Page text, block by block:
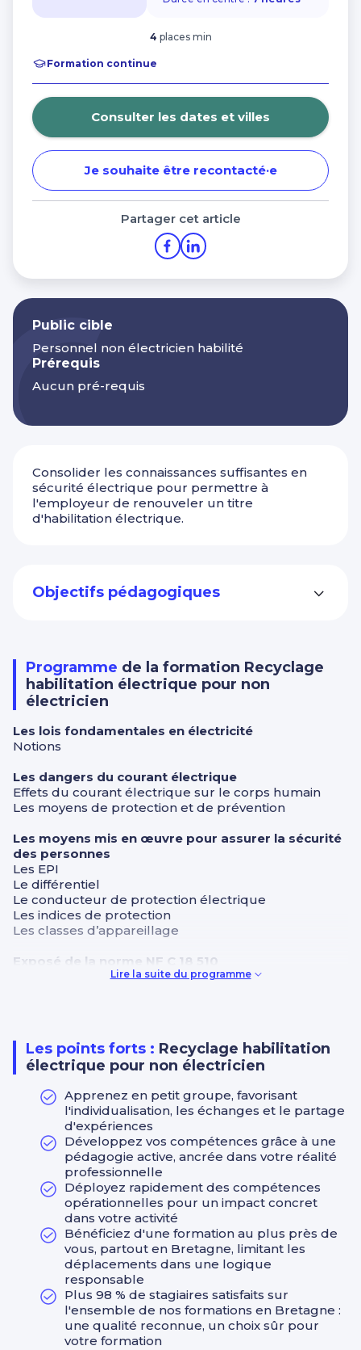
Nos centres dans CCI Formation
Morbihan
4 places min
Formation continue
Consulter les dates et villes
Je souhaite être recontacté·e
Partager cet article
Public cible
Personnel non électricien habilité
Prérequis
Aucun pré-requis
Consolider les connaissances suffisantes en
sécurité électrique pour permettre à
l'employeur de renouveler un titre
d'habilitation électrique.
Objectifs pédagogiques
Programme de la formation Recyclage
habilitation électrique pour non
électricien
Les lois fondamentales en électricité
Notions
Les dangers du courant électrique
Effets du courant électrique sur le corps humain
Les moyens de protection et de prévention
Les moyens mis en œuvre pour assurer la sécurité
des personnes
Les EPI
Le différentiel
Le conducteur de protection électrique
Les indices de protection
Les classes d’appareillage
Exposé de la norme NF C 18 510
Les domaines de tension
Evaluation
Contrôle des connaissances de la norme NF C 18 510
Correction du contrôle
Lire la suite du programme
Les points forts : Recyclage habilitation
électrique pour non électricien
Apprenez en petit groupe, favorisant
l'individualisation, les échanges et le partage
d'expériences
Développez vos compétences grâce à une
pédagogie active, ancrée dans votre réalité
professionnelle
Déployez rapidement des compétences
opérationnelles pour un impact concret
dans votre activité
Bénéficiez d'une formation au plus près de
vous, partout en Bretagne, limitant les
déplacements dans une logique
responsable
Plus 98 % de stagiaires satisfaits sur
l'ensemble de nos formations en Bretagne :
une qualité reconnue, un choix sûr pour
votre formation